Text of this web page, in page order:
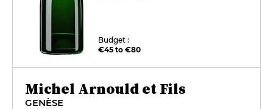
Budget :
€45 to €80
Michel Arnould et Fils
GENÈSE